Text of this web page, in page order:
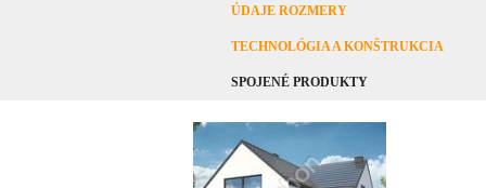
ÚDAJE ROZMERY
TECHNOLÓGIA A KONŠTRUKCIA
SPOJENÉ PRODUKTY